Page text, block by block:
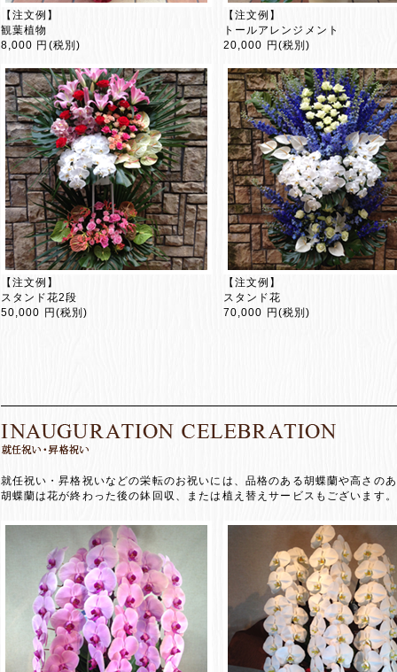
【注文例】
観葉植物
8,000 円(税別)
【注文例】
トールアレンジメント
20,000 円(税別)
【注文例】
スタンド花2段
50,000 円(税別)
【注文例】
スタンド花
70,000 円(税別)
就任祝い・昇格祝いなどの栄転のお祝いには、品格のある胡蝶蘭や高さの
胡蝶蘭は花が終わった後の鉢回収、または植え替えサービスもございます。